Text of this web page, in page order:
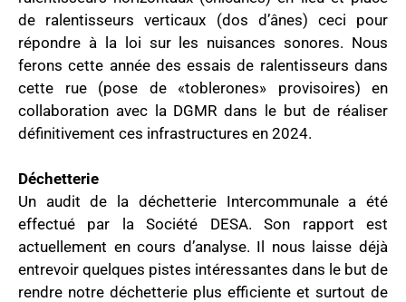
de ralentisseurs verticaux (dos d’ânes) ceci pour
répondre à la loi sur les nuisances sonores. Nous
ferons cette année des essais de ralentisseurs dans
cette rue (pose de «toblerones» provisoires) en
collaboration avec la DGMR dans le but de réaliser
définitivement ces infrastructures en 2024.
Déchetterie
Un audit de la déchetterie Intercommunale a été
effectué par la Société DESA. Son rapport est
actuellement en cours d’analyse. Il nous laisse déjà
entrevoir quelques pistes intéressantes dans le but de
rendre notre déchetterie plus efficiente et surtout de